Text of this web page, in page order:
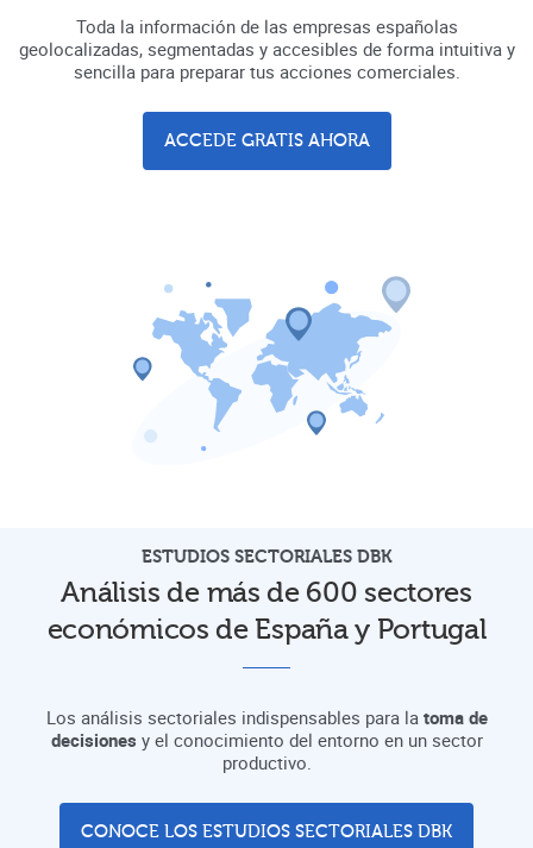
Toda la información de las empresas españolas
geolocalizadas, segmentadas y accesibles de forma intuitiva y
sencilla para preparar tus acciones comerciales.
ACCEDE GRATIS AHORA
ESTUDIOS SECTORIALES DBK
Análisis de más de 600 sectores
económicos de España y Portugal
Los análisis sectoriales indispensables para la toma de
decisiones y el conocimiento del entorno en un sector
productivo.
CONOCE LOS ESTUDIOS SECTORIALES DBK